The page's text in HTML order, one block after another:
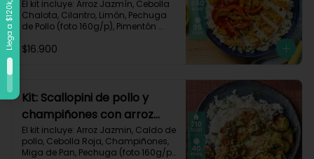
vegetales-109
El kit incluye: Arroz Jazmín, Cebolla
Chalota, Cilantro, Limón, Pechuga
de Pollo (foto 160g/p), Pimentón
Teriyaki, Receta Impresa.
$16.900
Kit: Scallopini de pollo y
champiñones con arroz
jazmín-5
El kit incluye: Arroz Jazmin, Caldo de
pollo, Cebolla Roja, Champiñones,
Miga de Pan, Pechuga (foto 160g/p),